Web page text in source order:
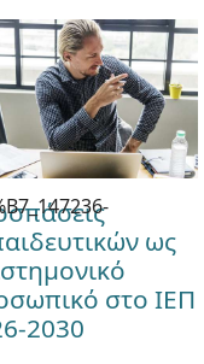
ως
στο ΙΕΠ
2030